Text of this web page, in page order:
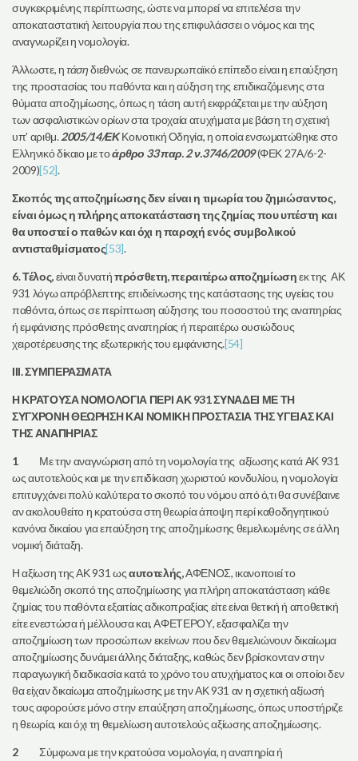
συγκεκριμένης περίπτωσης, ώστε να μπορεί να επιτελέσει την
αποκαταστατική λειτουργία που της επιφυλάσσει ο νόμος και της
αναγνωρίζει η νομολογία.
Άλλωστε, ητάσηδιεθνώς σε πανευρωπαϊκό επίπεδο είναι η επαύξηση
της προστασίας του παθόντα και η αύξηση της επιδικαζόμενης στα
θύματα αποζημίωσης, όπως η τάση αυτή εκφράζεται με την αύξηση
των ασφαλιστικών ορίων στα τροχαία ατυχήματα με βάση τη σχετική
υπ’ αριθμ.2005/14/ΕΚΚοινοτική Οδηγία, η οποία ενσωματώθηκε στο
Ελληνικό δίκαιο με τοάρθρο 33 παρ. 2 ν.3746/2009(ΦΕΚ 27Α/6-2-
2009)[52].
Σκοπός της αποζημίωσης δεν είναι η τιμωρία του ζημιώσαντος,
είναι όμως η πλήρης αποκατάσταση της ζημίας που υπέστη και
θα υποστεί ο παθών και όχι η παροχή ενός συμβολικού
αντισταθμίσματος[53].
6. Τέλος,είναι δυνατήπρόσθετη, περαιτέρω αποζημίωσηεκ της ΑΚ
931 λόγω απρόβλεπτης επιδείνωσης της κατάστασης της υγείας του
παθόντα, όπως σε περίπτωση αύξησης του ποσοστού της αναπηρίας
ή εμφάνισης πρόσθετης αναπηρίας ή περαιτέρω ουσιώδους
χειροτέρευσης της εξωτερικής του εμφάνισης.[54]
ΙΙΙ. ΣΥΜΠΕΡΑΣΜΑΤΑ
Η ΚΡΑΤΟΥΣΑ ΝΟΜΟΛΟΓΙΑ ΠΕΡΙ ΑΚ 931 ΣΥΝΑΔΕΙ ΜΕ ΤΗ
ΣΥΓΧΡΟΝΗ ΘΕΩΡΗΣΗ ΚΑΙ ΝΟΜΙΚΗ ΠΡΟΣΤΑΣΙΑ ΤΗΣ ΥΓΕΙΑΣ ΚΑΙ
ΤΗΣ ΑΝΑΠΗΡΙΑΣ
1 Με την αναγνώριση από τη νομολογία της αξίωσης κατά ΑΚ 931
ως αυτοτελούς και με την επιδίκαση χωριστού κονδυλίου, η νομολογία
επιτυγχάνει πολύ καλύτερα το σκοπό του νόμου από ό,τι θα συνέβαινε
αν ακολουθείτο η κρατούσα στη θεωρία άποψη περί καθοδηγητικού
κανόνα δικαίου για επαύξηση της αποζημίωσης θεμελιωμένης σε άλλη
νομική διάταξη.
Η αξίωση της ΑΚ 931 ωςαυτοτελής,ΑΦΕΝΟΣ, ικανοποιεί το
θεμελιώδη σκοπό της αποζημίωσης για πλήρη αποκατάσταση κάθε
ζημίας του παθόντα εξαιτίας αδικοπραξίας είτε είναι θετική ή αποθετική
είτε ενεστώσα ή μέλλουσα και, ΑΦΕΤΕΡΟΥ, εξασφαλίζει την
αποζημίωση των προσώπων εκείνων που δεν θεμελιώνουν δικαίωμα
αποζημίωσης δυνάμει άλλης διάταξης, καθώς δεν βρίσκονταν στην
παραγωγική διαδικασία κατά το χρόνο του ατυχήματος και οι οποίοι δεν
θα είχαν δικαίωμα αποζημίωσης με την ΑΚ 931 αν η σχετική αξίωσή
τους αφορούσε μόνο στην επαύξηση αποζημίωσης, όπως υποστήριζε
η θεωρία, και όχι τη θεμελίωση αυτοτελούς αξίωσης αποζημίωσης.
2Σύμφωνα με την κρατούσα νομολογία, η αναπηρία ή